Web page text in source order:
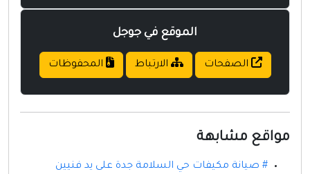
الموقع في جوجل
الصفحات الارتباط المحفوظات
مواقع مشابهة
# صيانة مكيفات حي السلامة جدة على يد فنيين